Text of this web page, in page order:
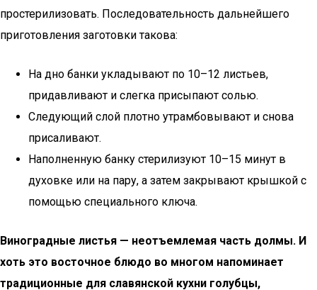
простерилизовать. Последовательность дальнейшего
приготовления заготовки такова:
На дно банки укладывают по 10–12 листьев,
придавливают и слегка присыпают солью.
Следующий слой плотно утрамбовывают и снова
присаливают.
Наполненную банку стерилизуют 10–15 минут в
духовке или на пару, а затем закрывают крышкой с
помощью специального ключа.
Виноградные листья — неотъемлемая часть долмы. И
хоть это восточное блюдо во многом напоминает
традиционные для славянской кухни голубцы,